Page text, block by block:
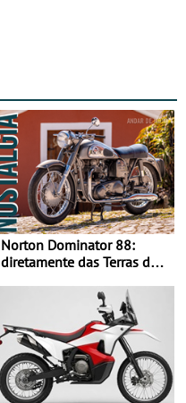
Norton Dominator 88:
diretamente das Terras de